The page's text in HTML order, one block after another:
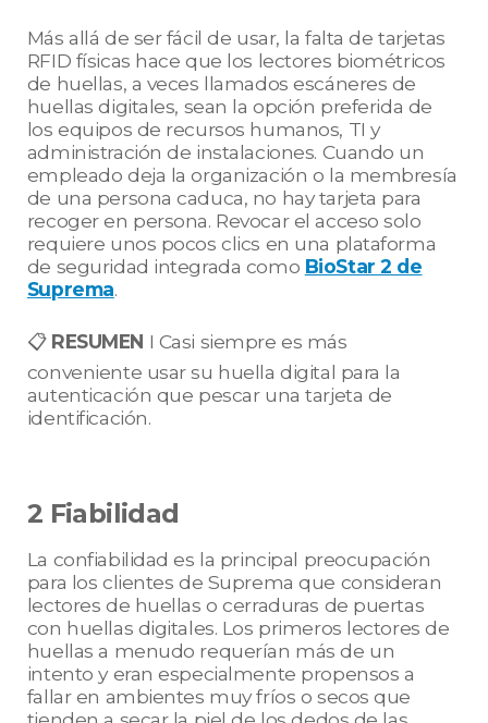
Más allá de ser fácil de usar, la falta de tarjetas
RFID físicas hace que los lectores biométricos
de huellas, a veces llamados escáneres de
huellas digitales, sean la opción preferida de
los equipos de recursos humanos, TI y
administración de instalaciones. Cuando un
empleado deja la organización o la membresía
de una persona caduca, no hay tarjeta para
recoger en persona. Revocar el acceso solo
requiere unos pocos clics en una plataforma
de seguridad integrada como BioStar 2 de
Suprema.
📋 RESUMEN I Casi siempre es más
conveniente usar su huella digital para la
autenticación que pescar una tarjeta de
identificación.
2 Fiabilidad
La confiabilidad es la principal preocupación
para los clientes de Suprema que consideran
lectores de huellas o cerraduras de puertas
con huellas digitales. Los primeros lectores de
huellas a menudo requerían más de un
intento y eran especialmente propensos a
fallar en ambientes muy fríos o secos que